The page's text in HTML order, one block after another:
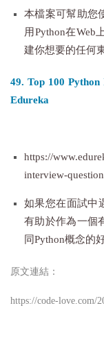
本檔案可幫助您
用Python在Web
建你想要的任何
49. Top 100
Edureka
https://
interview-
如果您在面試中
有助於作為一個
同Python概念的
原文連結：
https://code-love.com/